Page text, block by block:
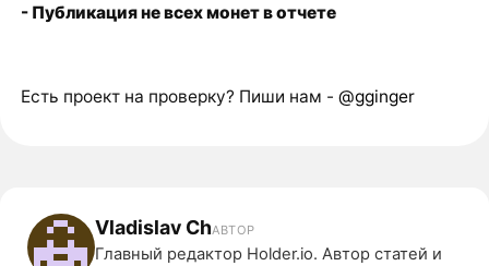
- Публикация не всех монет в отчете
Есть проект на проверку? Пиши нам - @gginger
Vladislav ChАВТОР
Главный редактор Holder.io. Автор статей и